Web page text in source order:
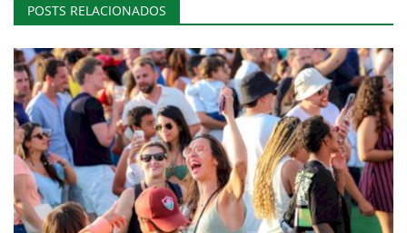
POSTS RELACIONADOS